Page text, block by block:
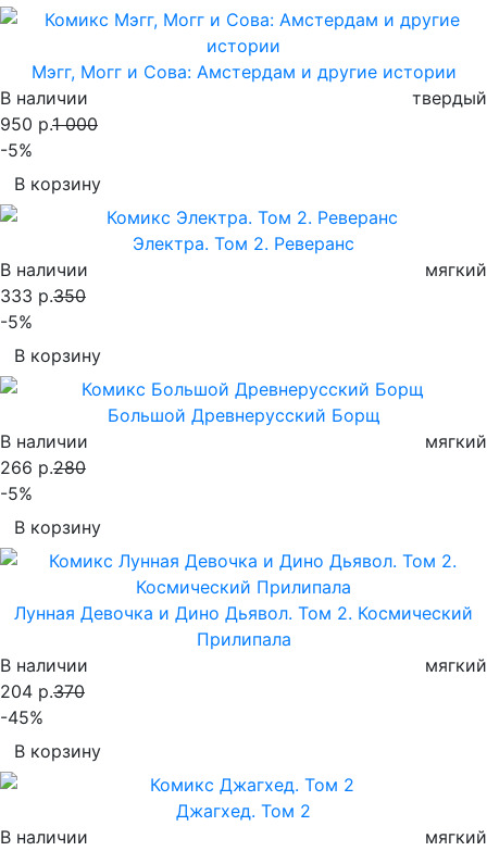
Мэгг, Могг и Сова: Амстердам и другие истории
В наличии
твердый
950 р.1 000
-5%
В корзину
Электра. Том 2. Реверанс
В наличии
мягкий
333 р.350
-5%
В корзину
Большой Древнерусский Борщ
В наличии
мягкий
266 р.280
-5%
В корзину
Лунная Девочка и Дино Дьявол. Том 2. Космический
Прилипала
В наличии
мягкий
204 р.370
-45%
В корзину
Джагхед. Том 2
В наличии
мягкий